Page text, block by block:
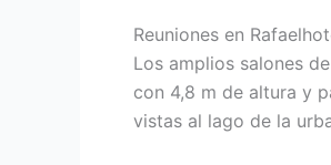
Reuniones en
Los amplios salones
con 4,8 m de altura y
vistas al lago de la